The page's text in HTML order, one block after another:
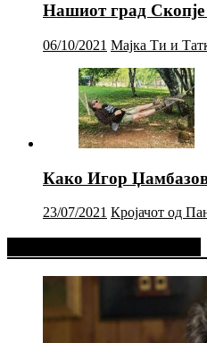
Нашиот град
06/10/2021 Мајка Ти и
Како Игор Џамбазов
23/07/2021 Кројачот од